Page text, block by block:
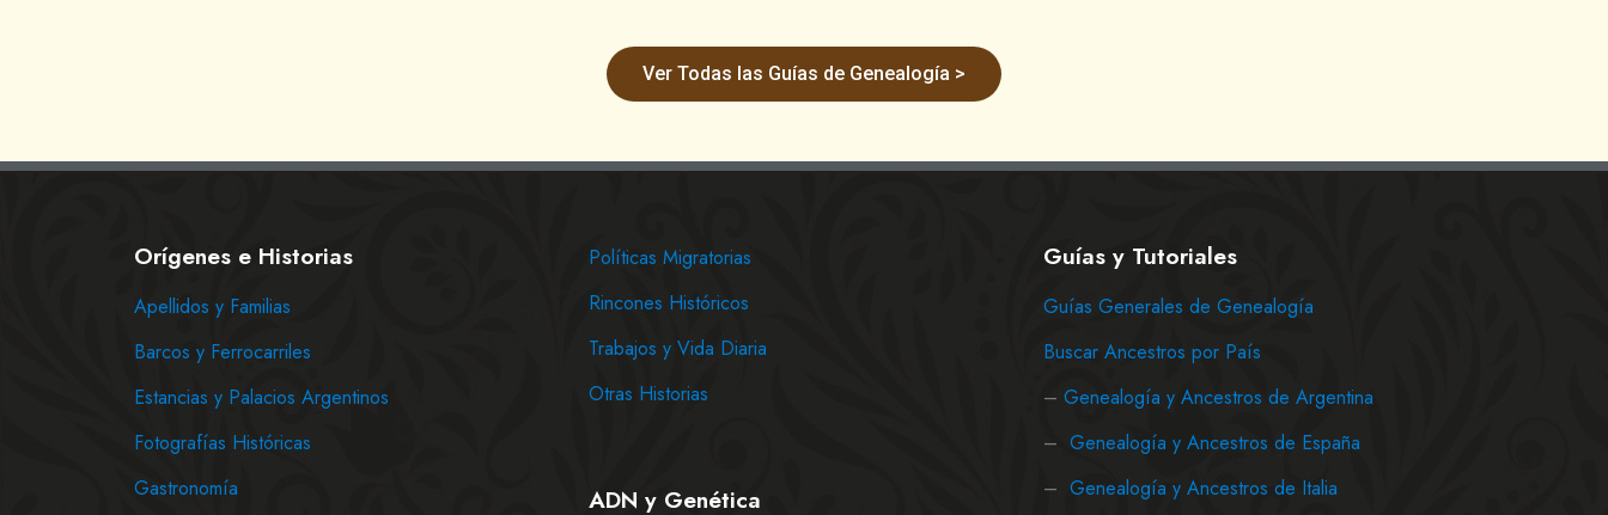
Ver Todas las Guías de Genealogía >
Orígenes e Historias
Apellidos y Familias
Barcos y Ferrocarriles
Estancias y Palacios Argentinos
Fotografías Históricas
Gastronomía
Políticas Migratorias
Rincones Históricos
Trabajos y Vida Diaria
Otras Historias
ADN y Genética
Guías y Tutoriales
Guías Generales de Genealogía
Buscar Ancestros por País
– Genealogía y Ancestros de Argentina
– Genealogía y Ancestros de España
– Genealogía y Ancestros de Italia